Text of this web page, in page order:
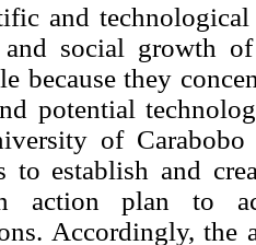
and
and social growth
because they
potential
of
to establish and
action plan to
Accordingly, the